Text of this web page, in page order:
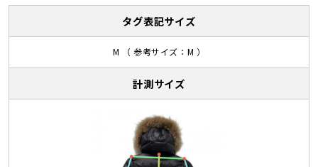
タグ表記サイズ
M （ 参考サイズ：M ）
計測サイズ